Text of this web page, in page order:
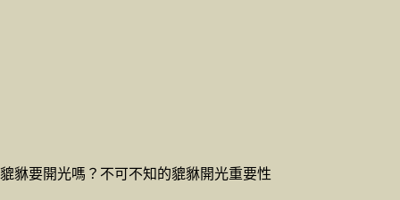
貔貅要開光嗎？不可不知的貔貅開光重要性